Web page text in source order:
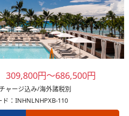
309,800円～686,500円
ャージ込み/海外諸税別
ド：INHNLNHPXB-110